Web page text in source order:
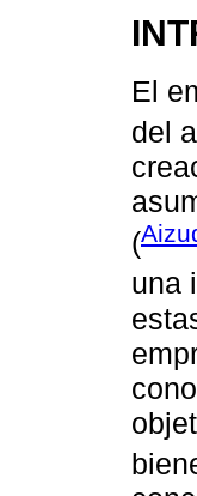
El
del
(
una